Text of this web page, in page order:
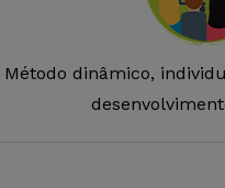
Método dinâmico,